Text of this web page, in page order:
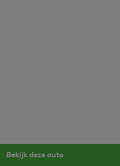
Bekijk deze auto